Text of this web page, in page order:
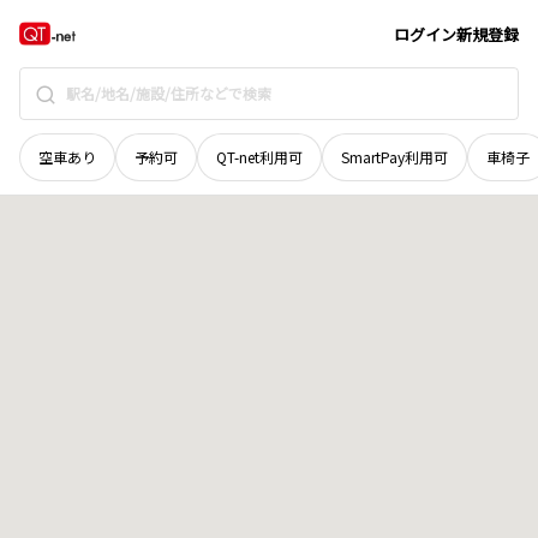
ログイン新規登録
空車あり 予約可 QT-net利用可 SmartPay利用可 車椅子
島根県